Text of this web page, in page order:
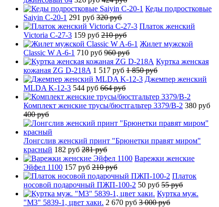
Кеды подростковые
Saiyin C-20-1 291 руб 320 руб
Платок женский
Victoria C-27-3 159 руб 210 руб
Жилет мужской
Classic W A-6-1 710 руб 960 руб
Куртка женская
кожаная ZG D-218A 1 517 руб 1 850 руб
Джемпер женский
MLDA K-12-3 544 руб 664 руб
Комплект женские трусы/бюстгальтер 3379/B-2 380 руб
400 руб
Лонгслив женский принт "Брюнетки правят миром"
красный 182 руб 281 руб
Варежки женские
Эйфел 1100 157 руб 210 руб
Платок
носовой подарочный ПЖП-100-2 50 руб 55 руб
Куртка муж.
"М3" 5839-1, цвет хаки. 2 670 руб 3 000 руб